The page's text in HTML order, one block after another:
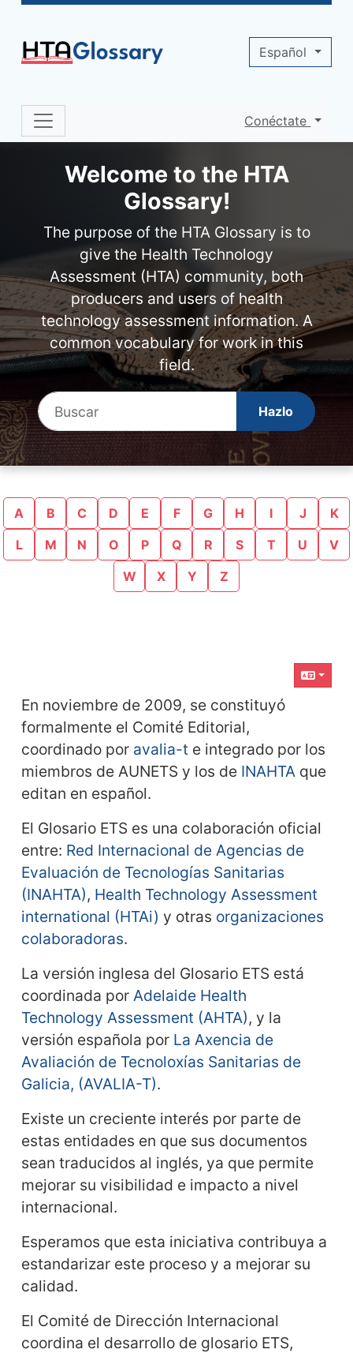
Welcome to the HTA
Glossary!
The purpose of the HTA Glossary is to
give the Health Technology
Assessment (HTA) community, both
producers and users of health
technology assessment information. A
common vocabulary for work in this
field.
Find
A B C D E F G H I J
K
L
M N O P Q R S T U
V
W
X Y Z
En noviembre de 2009, se constituyó
formalmente el Comité Editorial,
coordinado por avalia-te integrado por los
miembros de AUNETS y los de INAHTAque
editan en español.
El Glosario ETS es una colaboración oficial
entre: Red Internacional de Agencias de
Evaluación de Tecnologías Sanitarias
(INAHTA), Health Technology Assessment
international (HTAi) y otras organizaciones
colaboradoras.
La versión inglesa del Glosario ETS está
coordinada por Adelaide Health
Technology Assessment (AHTA), y la
versión española por La Axencia de
Avaliación de Tecnoloxías Sanitarias de
Galicia, (AVALIA-T).
Existe un creciente interés por parte de
estas entidades en que sus documentos
sean traducidos al inglés, ya que permite
mejorar su visibilidad e impacto a nivel
internacional.
Esperamos que esta iniciativa contribuya a
estandarizar este proceso y a mejorar su
calidad.
El Comité de Dirección Internacional
coordina el desarrollo de glosario ETS,
Site identity, navigation, etc.
Conéctate
Español